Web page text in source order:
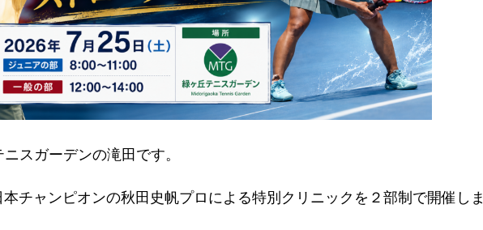
スガーデンの滝田です。
チャンピオンの秋田史帆プロによる特別クリニックを２部制で開催しま